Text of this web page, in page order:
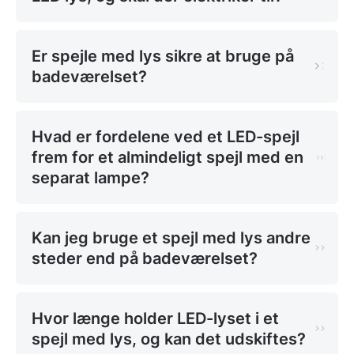
Baggrundsbelysning (backlight)
blød, indirekte glød, der er særligt god til at skabe
stemning og give rummet dybde. Baggrundsbelyste
spejle er populære på badeværelset og i
Frontbelysning (frontlight)
giver et stærkere, mere fokuseret arbejdslys, som er
ideelt til makeup og barbering. Mange modeller
kombinerer de to principper, så du får både det
Er spejle med lys sikre at bruge på
badeværelset?
Hvad er fordelene ved et LED-spejl
frem for et almindeligt spejl med en
separat lampe?
Kan jeg bruge et spejl med lys andre
steder end på badeværelset?
Hvor længe holder LED-lyset i et
spejl med lys, og kan det udskiftes?